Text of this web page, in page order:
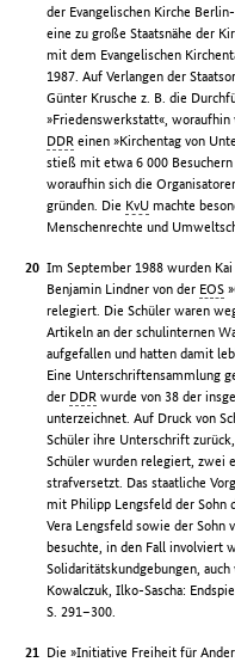
der Evangelischen Kirche
eine zu große Staatsnähe der
mit dem Evangelischen
1987. Auf Verlangen der
Günter Krusche z. B. die
»Friedenswerkstatt«, woraufhin
DDR einen »Kirchentag von
stieß mit etwa 6 000
woraufhin sich die
gründen. Die KvU machte
Menschenrechte und
Im September 1988 wurden
Benjamin Lindner von der EOS
relegiert. Die Schüler waren
Artikeln an der schulinternen
aufgefallen und hatten damit
Eine Unterschriftensammlung
der DDR wurde von 38 der
unterzeichnet. Auf Druck von
Schüler ihre Unterschrift
Schüler wurden relegiert, zwei
strafversetzt. Das staatliche
mit Philipp Lengsfeld der Sohn
Vera Lengsfeld sowie der Sohn
besuchte, in den Fall involviert
Solidaritätskundgebungen,
Kowalczuk, Ilko-Sascha:
S. 291–300.
Die »Initiative Freiheit für